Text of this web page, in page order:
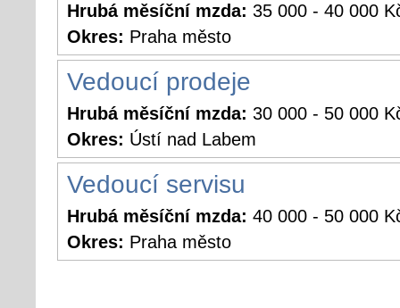
Hrubá měsíční mzda: 35 000 - 40 000
Okres: Praha město
Vedoucí prodeje
Hrubá měsíční mzda: 30 000 - 50 000
Okres: Ústí nad Labem
Vedoucí servisu
Hrubá měsíční mzda: 40 000 - 50 000
Okres: Praha město